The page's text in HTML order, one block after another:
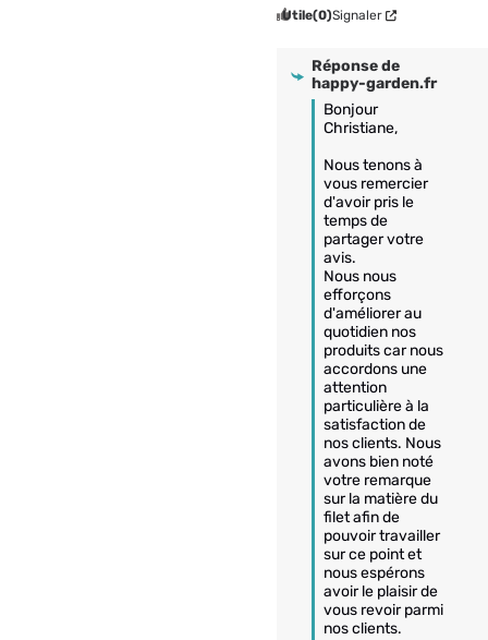
Utile(0)Signaler
Réponse de
happy-garden.fr
Bonjour
Christiane,
Nous tenons à
vous remercier
d'avoir pris le
temps de
partager votre
avis.
Nous nous
efforçons
d'améliorer au
quotidien nos
produits car nous
accordons une
attention
particulière à la
satisfaction de
nos clients. Nous
avons bien noté
votre remarque
sur la matière du
filet afin de
pouvoir travailler
sur ce point et
nous espérons
avoir le plaisir de
vous revoir parmi
nos clients.